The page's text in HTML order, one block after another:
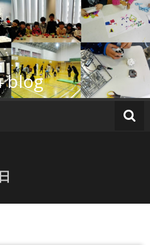
blog